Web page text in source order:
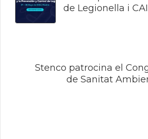
de Legionella i CAI
Stenco patrocina el
de Sanitat